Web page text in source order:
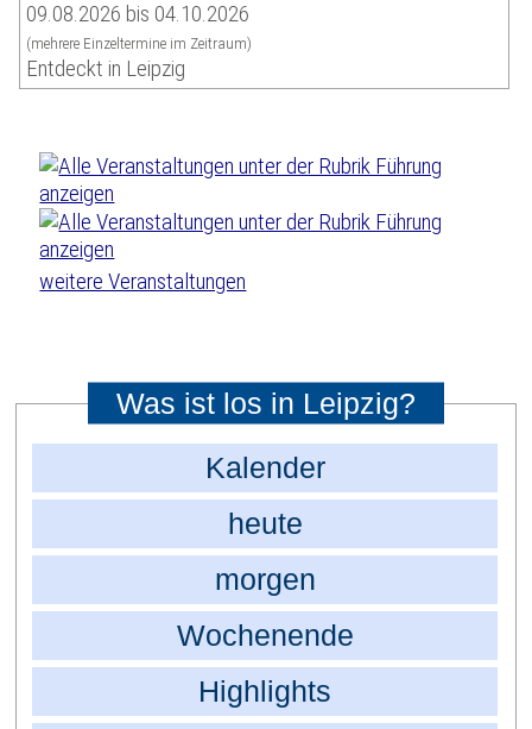
09.08.2026 bis 04.10.2026
(mehrere Einzeltermine im Zeitraum)
Entdeckt in Leipzig
weitere Veranstaltungen
Was ist los in Leipzig?
Kalender
heute
morgen
Wochenende
Highlights